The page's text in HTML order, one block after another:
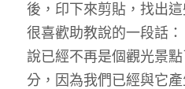
後，印下來剪貼，找出
很喜歡助教說的一段話
說已經不再是個觀光景
分，因為我們已經與它產